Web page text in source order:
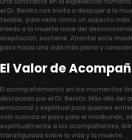
el Dr. Benito nos invita a despojar a la
terrible, para verla como un aspecto más
miedo a la muerte nace del
aceptación, sostiene. Afrontar este
paso hacia una vida más plena y
El Valor de
El acompañamiento en los momentos
destacado por el Dr. Benito. Más allá del
emocional y espiritual para quienes
solo suaviza el paso para el moribundo,
espiritualmente a los acompañantes,
transfigurada sobre la vida y la muerte.